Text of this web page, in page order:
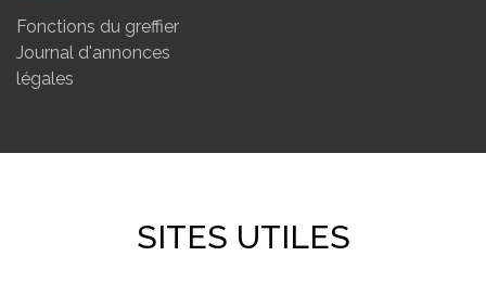
Fonctions du greffier
Journal d'annonces
légales
SITES UTILES